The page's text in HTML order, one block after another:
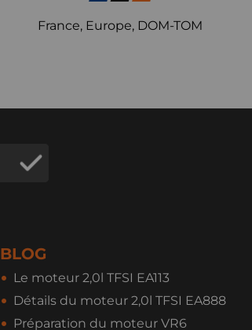
France, Europe, DOM-TOM
BLOG
Le moteur 2,0l TFSI EA113
Détails du moteur 2,0l TFSI EA888
Préparation du moteur VR6